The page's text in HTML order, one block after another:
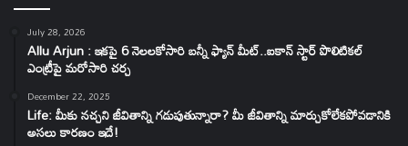
July 28, 2026
Allu Arjun : ఇకపై 6 నెలలకోసారి బన్నీ ఫ్యాన్ మీట్..ఐకాన్ స్టార్ పొలిటికల్
ఎంట్రీపై మరోసారి చర్చ
December 22, 2025
Life: మీకు నచ్చని జీవితాన్ని గడుపుతున్నారా? మీ జీవితాన్ని మార్చుకోలేకపోవడానికి
అసలు కారణం ఇదే!